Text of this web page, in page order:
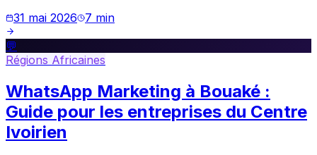
31 mai 2026
7 min
💬
Régions Africaines
WhatsApp Marketing à Bouaké :
Guide pour les entreprises du Centre
Ivoirien